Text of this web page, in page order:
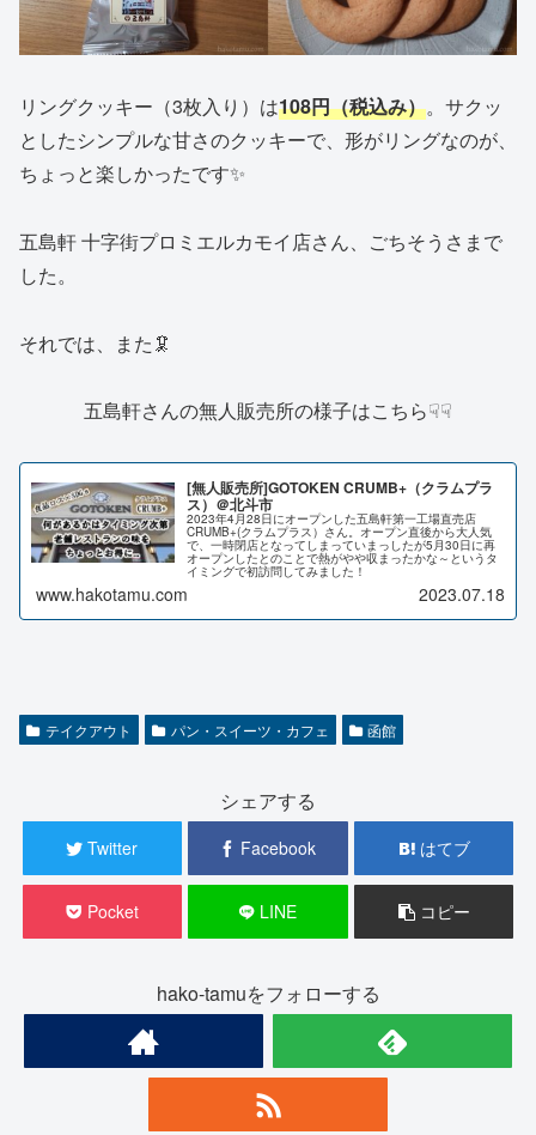
リングクッキー（3枚入り）は108円（税込み）。サクッ
としたシンプルな甘さのクッキーで、形がリングなのが、
ちょっと楽しかったです✨
五島軒 十字街プロミエルカモイ店さん、ごちそうさまで
した。
それでは、また🦑
五島軒さんの無人販売所の様子はこちら☟☟
[無人販売所]GOTOKEN CRUMB+（クラムプラ
ス）＠北斗市
2023年4月28日にオープンした五島軒第一工場直売店
CRUMB+(クラムプラス）さん。オープン直後から大人気
で、一時閉店となってしまっていまっしたが5月30日に再
オープンしたとのことで熱がやや収まったかな～というタ
イミングで初訪問してみました！
www.hakotamu.com 2023.07.18
テイクアウト パン・スイーツ・カフェ 函館
シェアする
Twitter Facebook はてブ
Pocket LINE コピー
hako-tamuをフォローする